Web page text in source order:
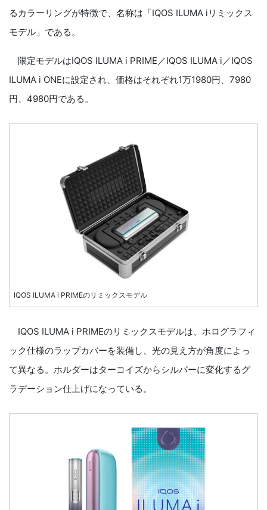
るカラーリングが特徴で、名称は「IQOS ILUMA iリミックス
モデル」である。
限定モデルはIQOS ILUMA i PRIME／IQOS ILUMA i／IQOS
ILUMA i ONEに設定され、価格はそれぞれ1万1980円、7980
円、4980円である。
IQOS ILUMA i PRIMEのリミックスモデル
IQOS ILUMA i PRIMEのリミックスモデルは、ホログラフィ
ック仕様のラップカバーを装備し、光の見え方が角度によっ
て異なる。ホルダーはターコイズからシルバーに変化するグ
ラデーション仕上げになっている。